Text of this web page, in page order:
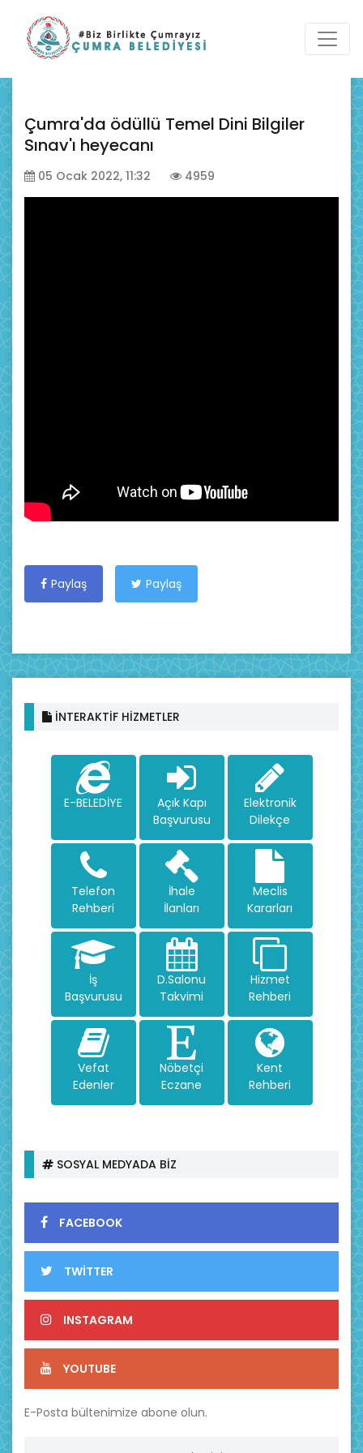
Çumra'da ödüllü Temel Dini Bilgiler
Sınav'ı heyecanı
05 Ocak 2022, 11:32 4959
Paylaş Paylaş
İNTERAKTİF HİZMETLER
E-BELEDİYE
Açık Kapı
Başvurusu
Elektronik
Dilekçe
Telefon
Rehberi
İhale
İlanları
Meclis
Kararları
İş
Başvurusu
D.Salonu
Takvimi
Hizmet
Rehberi
Vefat
Edenler
Nöbetçi
Eczane
Kent
Rehberi
SOSYAL MEDYADA BİZ
FACEBOOK
TWİTTER
INSTAGRAM
YOUTUBE
E-Posta bültenimize abone olun.